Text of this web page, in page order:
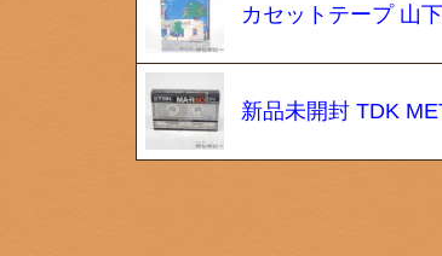
カセットテープ 山
新品未開封 TDK